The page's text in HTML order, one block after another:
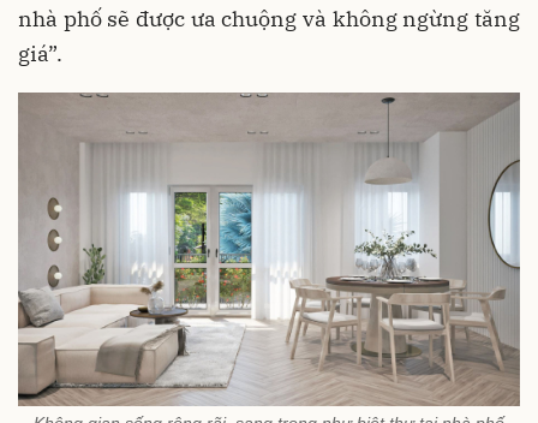
nhà phố sẽ được ưa chuộng và không ngừng tăng
giá”.